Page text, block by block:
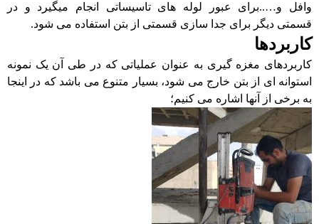
وافل و…..برای عبور لوله های تاسیساتی انجام میگیرد و در
قسمتی دیگر برای جدا سازی قسمتی از بتن استفاده می شود.
کاربردها
کاربردهای مغزه گیری به عنوان عملیاتی که در طی آن یک نمونه
استوانه ای از بتن خارج می شود، بسیار متنوع می باشد که در اینجا
به برخی از آنها اشاره می کنیم؛